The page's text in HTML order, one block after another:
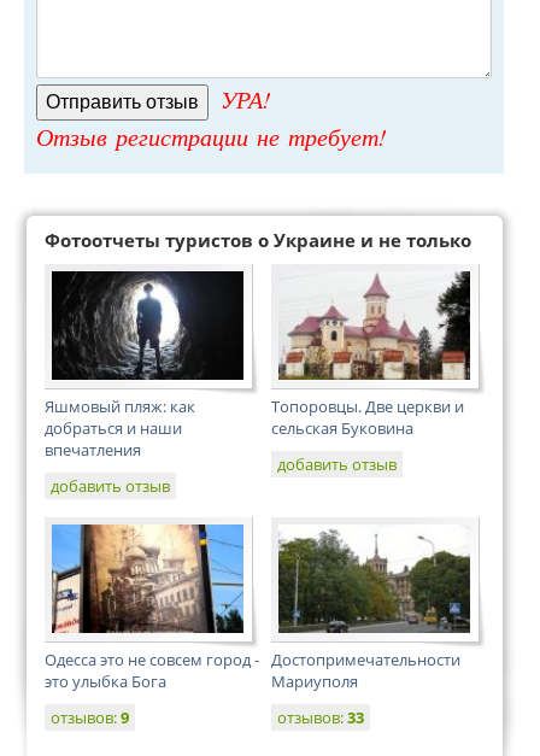
УРА!
Отзыв регистрации не требует!
Фотоотчеты туристов о Украине и не только
Яшмовый пляж: как
добраться и наши
впечатления
добавить отзыв
Топоровцы. Две церкви и
сельская Буковина
добавить отзыв
Одесса это не совсем город -
это улыбка Бога
отзывов:9
Достопримечательности
Мариуполя
отзывов:33